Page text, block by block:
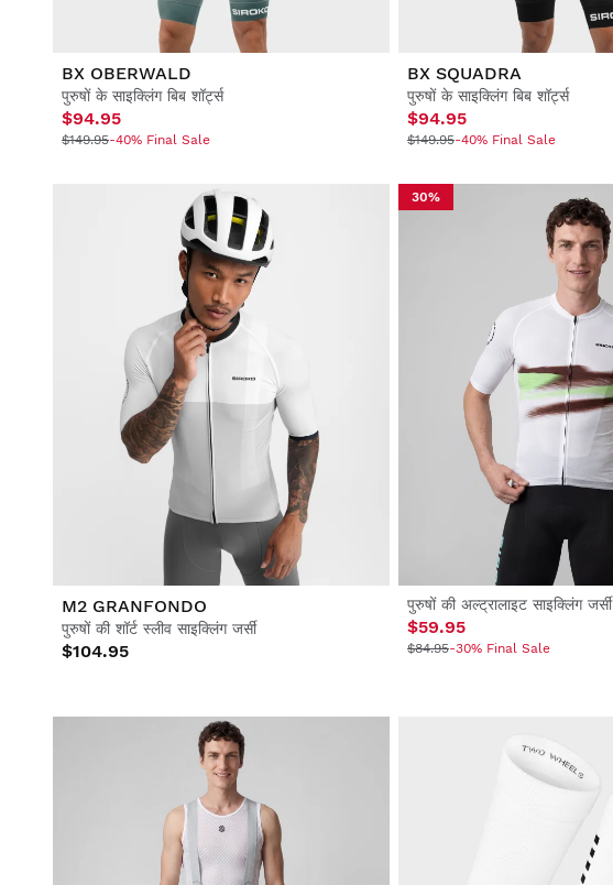
BX OBERWALD
पुरुषों के साइक्लिंग बिब शॉर्ट्स
$94.95
$149.95-40% Final Sale
BX SQUADRA
पुरुषों के साइक्लिंग बिब शॉर्ट्स
$94.95
$149.95-40% Final Sale
M2 GRANFONDO
पुरुषों की शॉर्ट स्लीव साइक्लिंग जर्सी
$104.95
30%
पुरुषों की अल्ट्रालाइट साइक्लिंग जर्सी
$59.95
$84.95-30% Final Sale